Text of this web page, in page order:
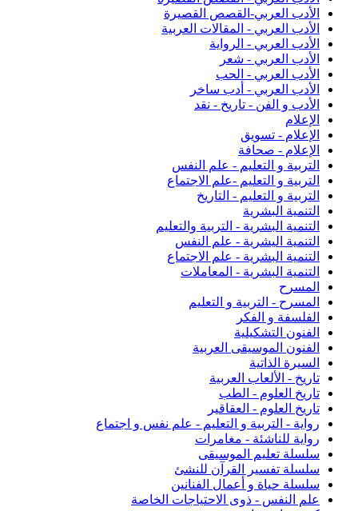
الأدب العربي-القصص القصيرة
الأدب العربي - المقالات العربية
الأدب العربي - الرواية
الأدب العربي - شعر
الأدب العربي - الحب
الأدب العربي - أدب ساخر
الأدب و الفن - تاريخ - نقد
الإعلام
الإعلام - تسويق
الإعلام - صحافة
التربية و التعليم - علم النفس
التربية و التعليم -علم الاجتماع
التربية و التعليم - التاريخ
التنمية البشرية
التنمية البشرية - التربية والتعليم
التنمية اليشرية - علم النفس
التنمية البشرية - علم الاجتماع
التنمية البشرية - المعاملات
المسرح
المسرح - التربية و التعليم
الفلسفة و الفكر
الفنون التشكيلية
الفنون الموسيقى العربية
السيرة الذاتية
تاريخ - الألعاب العربية
تاريخ العلوم - الطب
تاريخ العلوم - العقاقير
رواية - التربية و التعليم - علم نفس و اجتماع
رواية للناشئة - مغامرات
سلسلة تعليم الموسيقى
سلسلة تفسير القرآن للنشئ
سلسلة حياة و أعمال الفنانين
علم النفس - ذوى الاحتياجات الخاصة